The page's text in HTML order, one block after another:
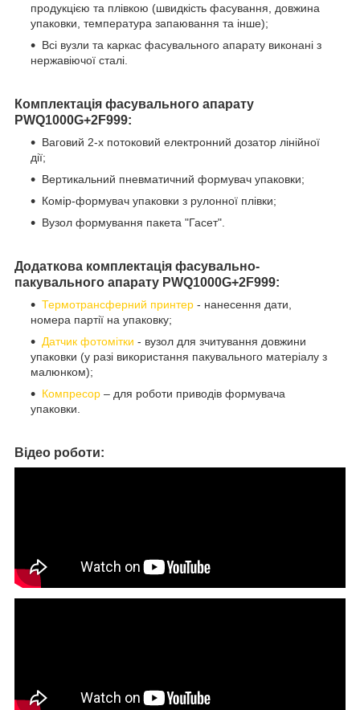
продукцією та плівкою (швидкість фасування, довжина
упаковки, температура запаювання та інше);
Всі вузли та каркас фасувального апарату виконані з
нержавіючої сталі.
Комплектація фасувального апарату
PWQ1000G+2F999:
Ваговий 2-х потоковий електронний дозатор лінійної
дії;
Вертикальний пневматичний формувач упаковки;
Комір-формувач упаковки з рулонної плівки;
Вузол формування пакета "Гасет".
Додаткова комплектація фасувально-
пакувального апарату PWQ1000G+2F999:
Термотрансферний принтер - нанесення дати,
номера партії на упаковку;
Датчик фотомітки - вузол для зчитування довжини
упаковки (у разі використання пакувального матеріалу з
малюнком);
Компресор – для роботи приводів формувача
упаковки.
Відео роботи: